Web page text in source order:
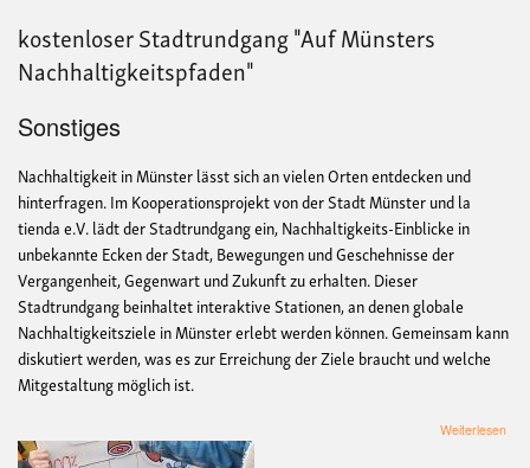
kostenloser Stadtrundgang "Auf Münsters
Nachhaltigkeitspfaden"
Sonstiges
Nachhaltigkeit in Münster lässt sich an vielen Orten entdecken und
hinterfragen. Im Kooperationsprojekt von der Stadt Münster und la
tienda e.V. lädt der Stadtrundgang ein, Nachhaltigkeits-Einblicke in
unbekannte Ecken der Stadt, Bewegungen und Geschehnisse der
Vergangenheit, Gegenwart und Zukunft zu erhalten. Dieser
Stadtrundgang beinhaltet interaktive Stationen, an denen globale
Nachhaltigkeitsziele in Münster erlebt werden können. Gemeinsam kann
diskutiert werden, was es zur Erreichung der Ziele braucht und welche
Mitgestaltung möglich ist.
Weiterlesen